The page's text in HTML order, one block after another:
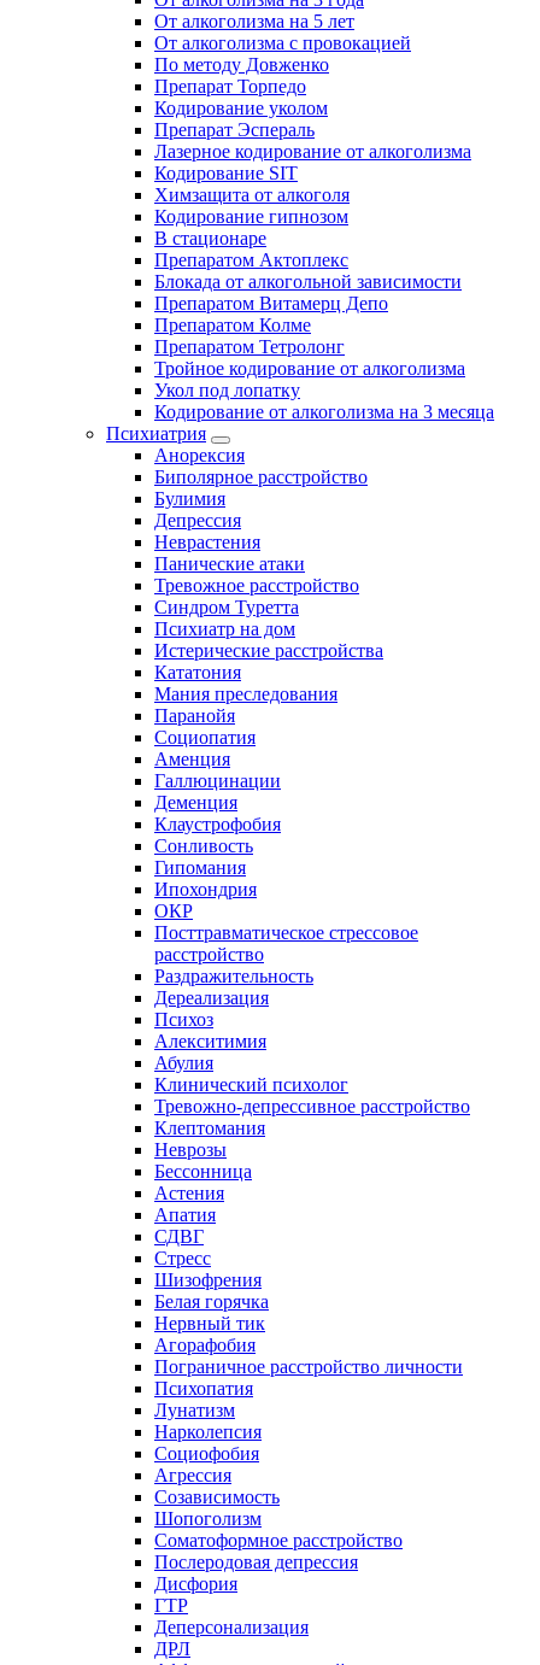
От алкоголизма на 5 лет
От алкоголизма с провокацией
По методу Довженко
Препарат Торпедо
Кодирование уколом
Препарат Эспераль
Лазерное кодирование от алкоголизма
Кодирование SIT
Химзащита от алкоголя
Кодирование гипнозом
В стационаре
Препаратом Актоплекс
Блокада от алкогольной зависимости
Препаратом Витамерц Депо
Препаратом Колме
Препаратом Тетролонг
Тройное кодирование от алкоголизма
Укол под лопатку
Кодирование от алкоголизма на 3 месяца
Психиатрия
Анорексия
Биполярное расстройство
Булимия
Депрессия
Неврастения
Панические атаки
Тревожное расстройство
Синдром Туретта
Психиатр на дом
Истерические расстройства
Кататония
Мания преследования
Паранойя
Социопатия
Аменция
Галлюцинации
Деменция
Клаустрофобия
Сонливость
Гипомания
Ипохондрия
ОКР
Посттравматическое стрессовое
расстройство
Раздражительность
Дереализация
Психоз
Алекситимия
Абулия
Клинический психолог
Тревожно-депрессивное расстройство
Клептомания
Неврозы
Бессонница
Астения
Апатия
СДВГ
Стресс
Шизофрения
Белая горячка
Нервный тик
Агорафобия
Пограничное расстройство личности
Психопатия
Лунатизм
Нарколепсия
Социофобия
Агрессия
Созависимость
Шопоголизм
Соматоформное расстройство
Послеродовая депрессия
Дисфория
ГТР
Деперсонализация
ДРЛ